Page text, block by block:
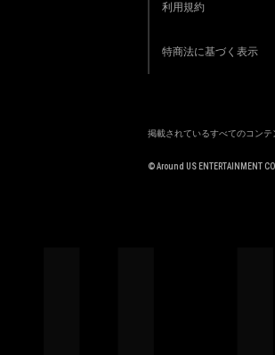
利用規約
特商法に基づく表示
掲載されているすべてのコンテ
© Around US ENTERTAINMENT